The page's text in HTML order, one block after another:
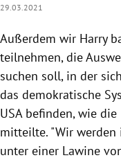
29.03.2021
Außerdem wir Harry
teilnehmen, die
suchen soll, in der
das demokratische
USA befinden, wie
mitteilte. "Wir
unter einer Lawine